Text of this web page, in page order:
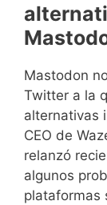
Mastodon
Twitter a la
alternativas
CEO de
relanzó
algunos
plataformas